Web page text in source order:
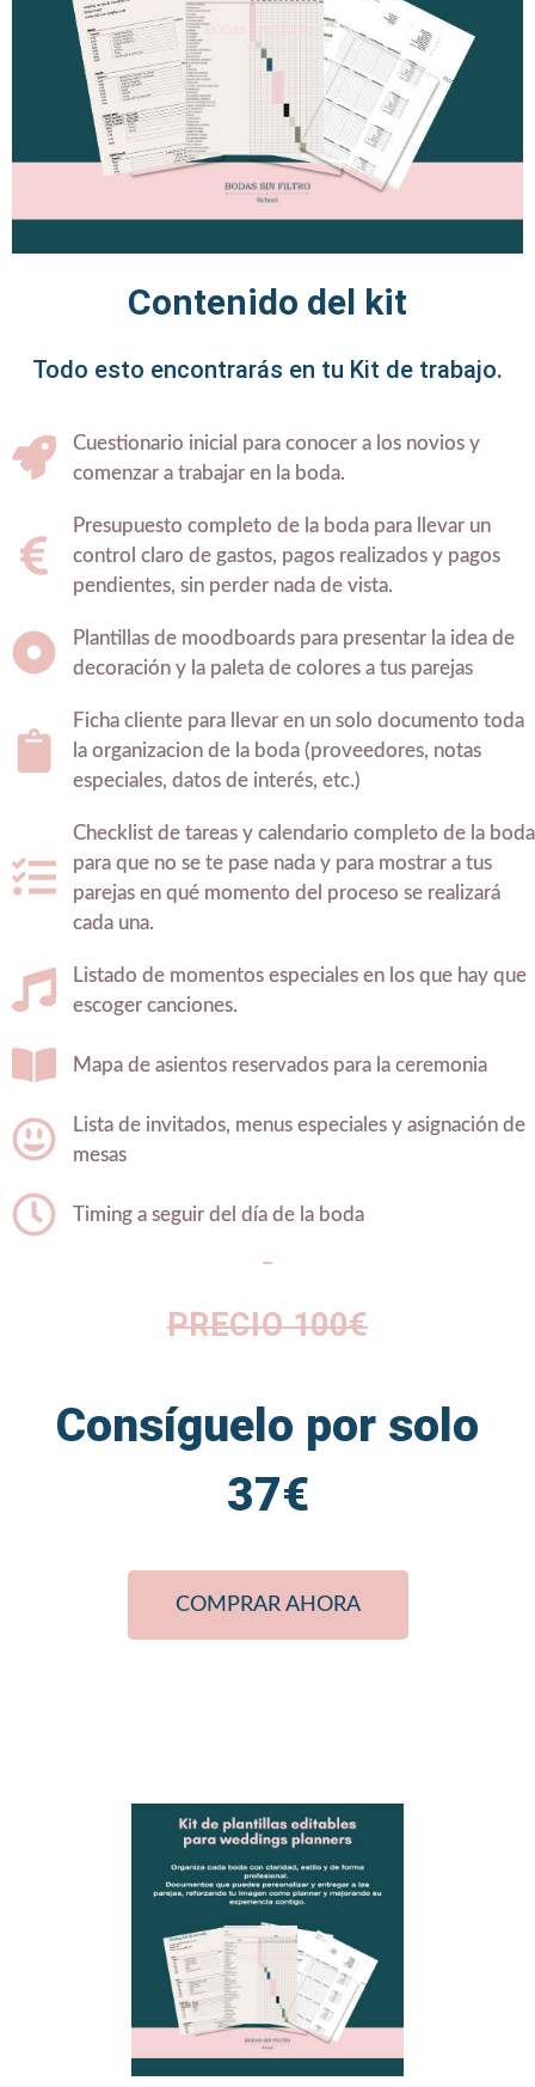
Contenido del kit
Todo esto encontrarás en tu Kit de trabajo.
Cuestionario inicial para conocer a los novios y
comenzar a trabajar en la boda.
Presupuesto completo de la boda para llevar un
control claro de gastos, pagos realizados y pagos
pendientes, sin perder nada de vista.
Plantillas de moodboards para presentar la idea de
decoración y la paleta de colores a tus parejas
Ficha cliente para llevar en un solo documento toda
la organizacion de la boda (proveedores, notas
especiales, datos de interés, etc.)
Checklist de tareas y calendario completo de la boda
para que no se te pase nada y para mostrar a tus
parejas en qué momento del proceso se realizará
cada una.
Listado de momentos especiales en los que hay que
escoger canciones.
Mapa de asientos reservados para la ceremonia
Lista de invitados, menus especiales y asignación de
mesas
Timing a seguir del día de la boda
PRECIO 100€
Consíguelo por solo
37€
COMPRAR AHORA